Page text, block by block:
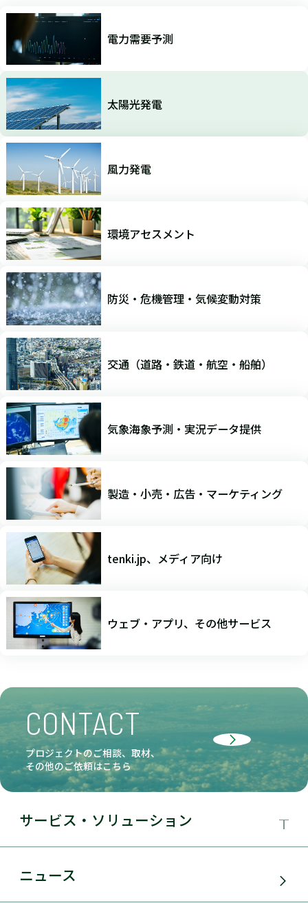
電力需要予測
太陽光発電
風力発電
環境アセスメント
防災・危機管理・気候変動対策
交通（道路・鉄道・航空・船舶）
気象海象予測・実況データ提供
製造・小売・広告・マーケティング
tenki.jp、メディア向け
ウェブ・アプリ、その他サービス
CONTACT
プロジェクトのご相談、取材、
その他のご依頼はこちら
サービス・ソリューション
ニュース